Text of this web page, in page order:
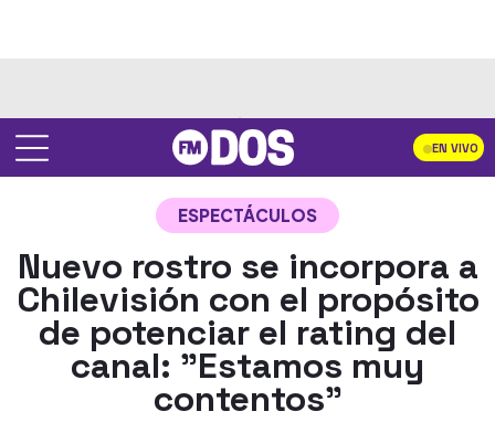
EN VIVO
ESPECTÁCULOS
Nuevo rostro se incorpora a
Chilevisión con el propósito
de potenciar el rating del
canal: "Estamos muy
contentos"